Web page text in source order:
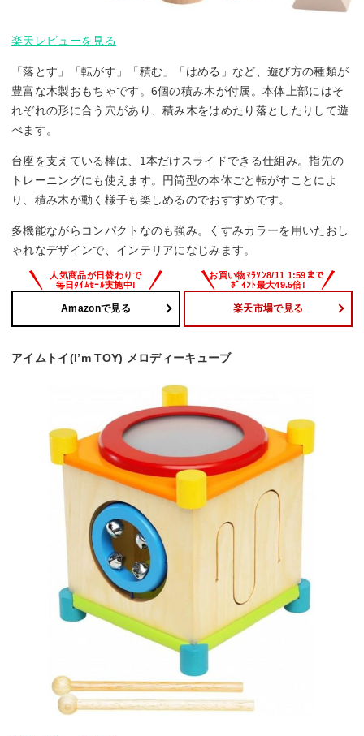
楽天レビューを見る
「落とす」「転がす」「積む」「はめる」など、遊び方の種類が
豊富な木製おもちゃです。6個の積み木が付属。本体上部にはそ
れぞれの形に合う穴があり、積み木をはめたり落としたりして遊
べます。
台座を支えている棒は、1本だけスライドできる仕組み。指先の
トレーニングにも使えます。円筒型の本体ごと転がすことによ
り、積み木が動く様子も楽しめるのでおすすめです。
多機能ながらコンパクトなのも強み。くすみカラーを用いたおし
ゃれなデザインで、インテリアになじみます。
Amazonで見る 楽天市場で見る
アイムトイ(I’m TOY) メロディーキューブ